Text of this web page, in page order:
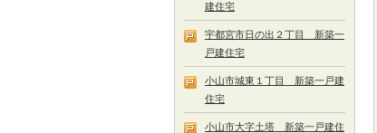
建住宅
宇都宮市日の出２丁目 新築一
戸建住宅
小山市城東１丁目 新築一戸建
住宅
小山市大字土塔 新築一戸建住